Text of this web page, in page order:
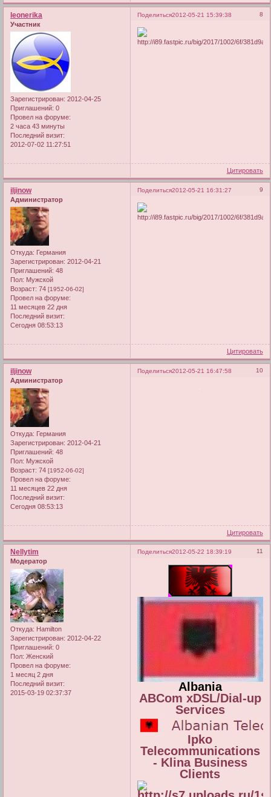
Поделиться 8
2012-05-21 15:39:38
leonerika
Участник
Зарегистрирован: 2012-04-25
Приглашений: 0
Провел на форуме:
2 часа 43 минуты
Последний визит:
2012-07-02 11:27:51
Цитировать
Поделиться 9
2012-05-21 16:31:27
iljinow
Администратор
Откуда: Германия
Зарегистрирован: 2012-04-21
Приглашений: 48
Пол: Мужской
Возраст: 74 [1952-06-02]
Провел на форуме:
11 месяцев 22 дня
Последний визит:
Сегодня 08:53:13
Цитировать
Поделиться 10
2012-05-21 16:47:58
iljinow
Администратор
Откуда: Германия
Зарегистрирован: 2012-04-21
Приглашений: 48
Пол: Мужской
Возраст: 74 [1952-06-02]
Провел на форуме:
11 месяцев 22 дня
Последний визит:
Сегодня 08:53:13
Цитировать
Поделиться 11
2012-05-22 18:39:19
Nellytim
Модератор
Откуда: Hamilton
Зарегистрирован: 2012-04-22
Приглашений: 0
Пол: Женский
Провел на форуме:
1 месяц 2 дня
Последний визит:
2015-03-19 02:37:37
Albania
ABCom xDSL/Dial-up
Services
Ipko
Telecommunications
- Klina Business
Clients